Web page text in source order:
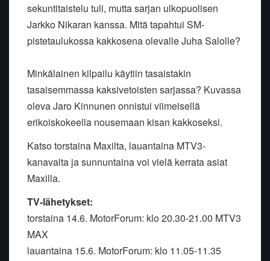
sekuntitaistelu tuli, mutta sarjan ulkopuolisen
Jarkko Nikaran kanssa. Mitä tapahtui SM-
pistetaulukossa kakkosena olevalle Juha Salolle?
Minkälainen kilpailu käytiin tasaistakin
tasaisemmassa kaksivetoisten sarjassa? Kuvassa
oleva Jaro Kinnunen onnistui viimeisellä
erikoiskokeella nousemaan kisan kakkoseksi.
Katso torstaina Maxilta, lauantaina MTV3-
kanavalta ja sunnuntaina voi vielä kerrata asiat
Maxilla.
TV-lähetykset:
torstaina 14.6. MotorForum: klo 20.30-21.00 MTV3
MAX
lauantaina 15.6. MotorForum: klo 11.05-11.35